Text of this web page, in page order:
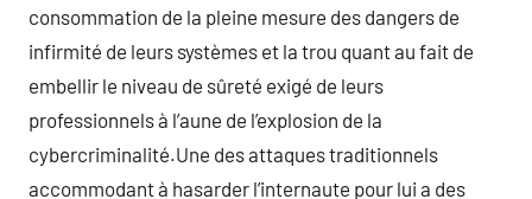
consommation de la pleine mesure des dangers de
infirmité de leurs systèmes et la trou quant au fait de
embellir le niveau de sûreté exigé de leurs
professionnels à l’aune de l’explosion de la
cybercriminalité.Une des attaques traditionnels
accommodant à hasarder l’internaute pour lui a des